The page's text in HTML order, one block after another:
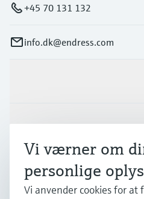
+45 70 131 132
info.dk@endress.com
Industrier
Support
Vi værner om
personlige
Vi anvender cookies for at